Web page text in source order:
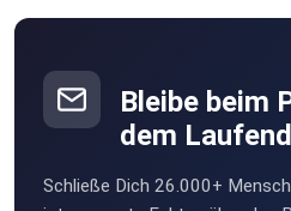
Bleibe beim
dem
Schließe Dich 26.000+